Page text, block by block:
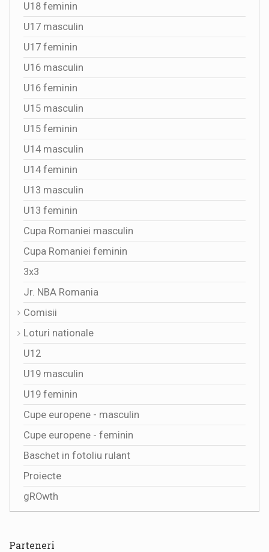
U18 feminin
U17 masculin
U17 feminin
U16 masculin
U16 feminin
U15 masculin
U15 feminin
U14 masculin
U14 feminin
U13 masculin
U13 feminin
Cupa Romaniei masculin
Cupa Romaniei feminin
3x3
Jr. NBA Romania
Comisii
Loturi nationale
U12
U19 masculin
U19 feminin
Cupe europene - masculin
Cupe europene - feminin
Baschet in fotoliu rulant
Proiecte
gROwth
Parteneri